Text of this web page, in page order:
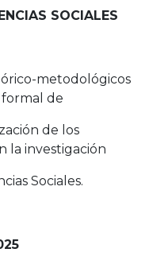
SOCIALES
metodológicos
de
de los
la investigación
Sociales.